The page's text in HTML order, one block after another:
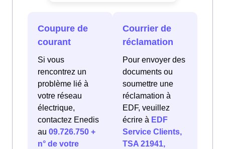
Coupure de
courant
Si vous
rencontrez un
problème lié à
votre réseau
électrique,
contactez Enedis
au 09.726.750 +
n° de votre
Courrier de
réclamation
Pour envoyer des
documents ou
soumettre une
réclamation à
EDF, veuillez
écrire à EDF
Service Clients,
TSA 21941,